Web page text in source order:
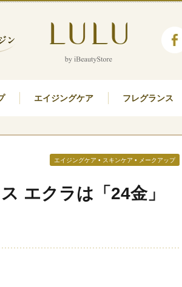
エイジングケア フレグランス
エイジングケア • スキンケア • メークアップ
エクラは「24金」